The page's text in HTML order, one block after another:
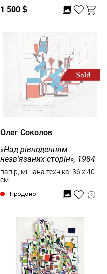
1 500 $
Олег Соколов
«Над рівноденням
незв'язаних сторін», 1984
папір, мішана техніка, 36 x 40
см
Продано